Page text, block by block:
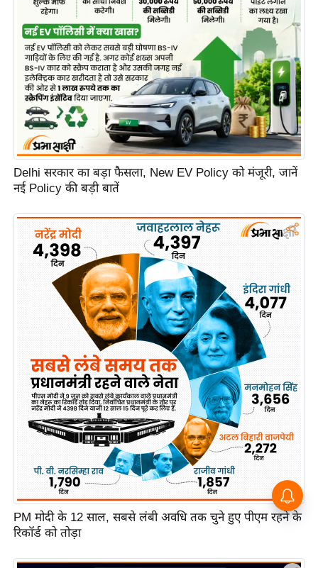
Delhi सरकार का बड़ा फैसला, New EV Policy को मंजूरी, जानें
नई Policy की बड़ी बातें
PM मोदी के 12 साल, सबसे लंबी अवधि तक चुने हुए पीएम रहने के
रिकॉर्ड को तोड़ा